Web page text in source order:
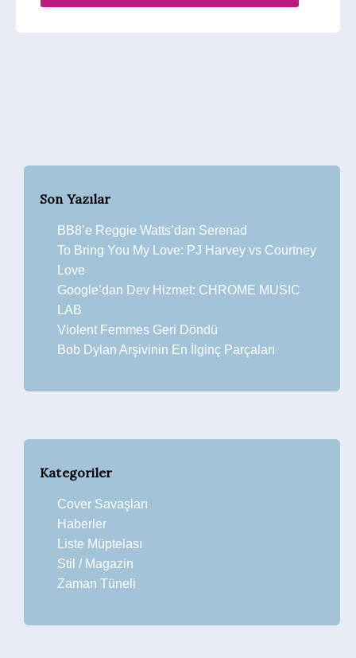
Son Yazılar
BB8’e Reggie Watts’dan Serenad
To Bring You My Love: PJ Harvey vs Courtney
Love
Google’dan Dev Hizmet: CHROME MUSIC
LAB
Violent Femmes Geri Döndü
Bob Dylan Arşivinin En İlginç Parçaları
Kategoriler
Cover Savaşları
Haberler
Liste Müptelası
Stil / Magazin
Zaman Tüneli